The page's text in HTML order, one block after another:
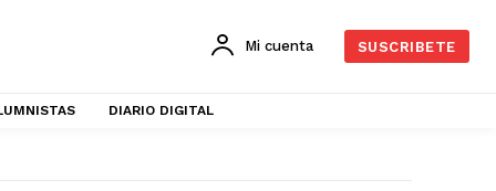
Mi cuenta SUSCRIBETE
DIARIO DIGITAL